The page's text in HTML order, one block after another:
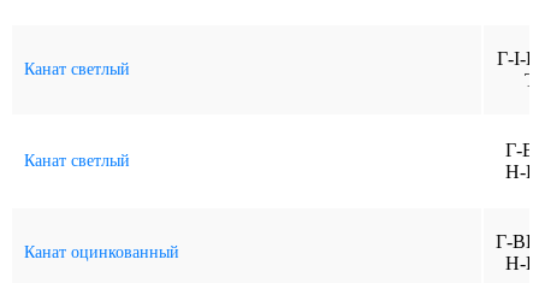
Канат светлый
Г-I-
Т
Канат светлый
Г-
Н-
Канат оцинкованный
Г-
Н-